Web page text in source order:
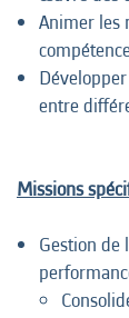
Animer les
entre
Missions
Gestion